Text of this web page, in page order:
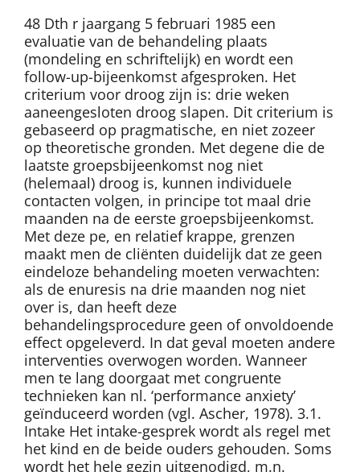
48 Dth r jaargang 5 februari 1985 een
evaluatie van de behandeling plaats
(mondeling en schriftelijk) en wordt een
follow-up-bijeenkomst afgesproken. Het
criterium voor droog zijn is: drie weken
aaneengesloten droog slapen. Dit criterium is
gebaseerd op pragmatische, en niet zozeer
op theoretische gronden. Met degene die de
laatste groepsbijeenkomst nog niet
(helemaal) droog is, kunnen individuele
contacten volgen, in principe tot maal drie
maanden na de eerste groepsbijeenkomst.
Met deze pe, en relatief krappe, grenzen
maakt men de cliënten duidelijk dat ze geen
eindeloze behandeling moeten verwachten:
als de enuresis na drie maanden nog niet
over is, dan heeft deze
behandelingsprocedure geen of onvoldoende
effect opgeleverd. In dat geval moeten andere
interventies overwogen worden. Wanneer
men te lang doorgaat met congruente
technieken kan nl. ‘performance anxiety’
geïnduceerd worden (vgl. Ascher, 1978). 3.1.
Intake Het intake-gesprek wordt als regel met
het kind en de beide ouders gehouden. Soms
wordt het hele gezin uitgenodigd, m.n.